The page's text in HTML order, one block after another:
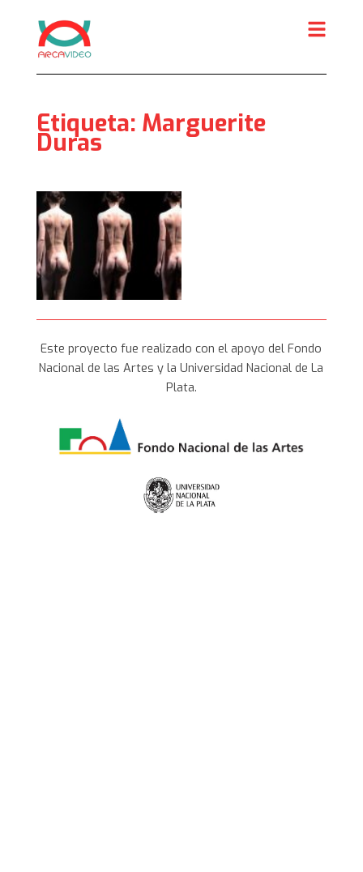
content
Etiqueta: Marguerite
Duras
Este proyecto fue realizado con el apoyo del Fondo
Nacional de las Artes y la Universidad Nacional de La
Plata.